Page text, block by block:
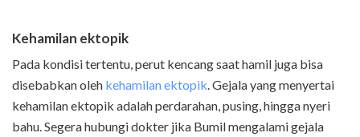
Kehamilan ektopik
Pada kondisi tertentu, perut kencang saat hamil juga bisa
disebabkan oleh kehamilan ektopik. Gejala yang menyertai
kehamilan ektopik adalah perdarahan, pusing, hingga nyeri
bahu. Segera hubungi dokter jika Bumil mengalami gejala